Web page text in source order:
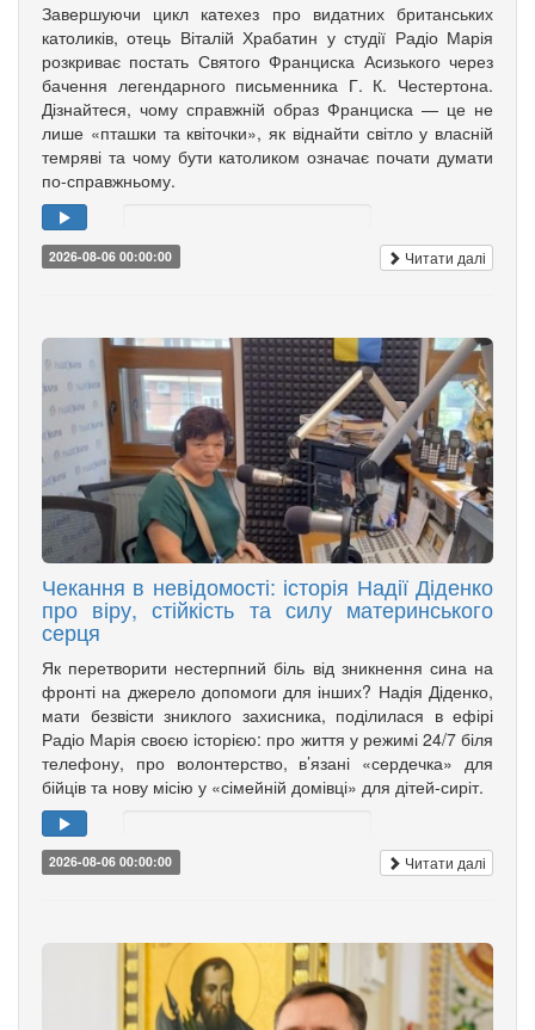
Завершуючи цикл катехез про видатних британських
католиків, отець Віталій Храбатин у студії Радіо Марія
розкриває постать Святого Франциска Асизького через
бачення легендарного письменника Г. К. Честертона.
Дізнайтеся, чому справжній образ Франциска — це не
лише «пташки та квіточки», як віднайти світло у власній
темряві та чому бути католиком означає почати думати
по-справжньому.
2026-08-06 00:00:00 Читати далі
Чекання в невідомості: історія Надії Діденко
про віру, стійкість та силу материнського
серця
Як перетворити нестерпний біль від зникнення сина на
фронті на джерело допомоги для інших? Надія Діденко,
мати безвісти зниклого захисника, поділилася в ефірі
Радіо Марія своєю історією: про життя у режимі 24/7 біля
телефону, про волонтерство, в’язані «сердечка» для
бійців та нову місію у «сімейній домівці» для дітей-сиріт.
2026-08-06 00:00:00 Читати далі